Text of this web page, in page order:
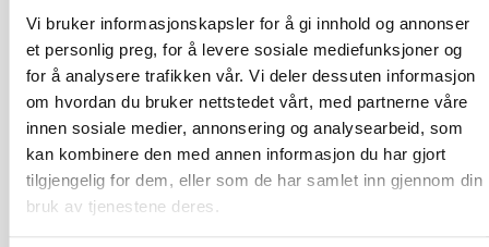
Vi bruker informasjonskapsler for å gi innhold og annonser
et personlig preg, for å levere sosiale mediefunksjoner og
for å analysere trafikken vår. Vi deler dessuten informasjon
om hvordan du bruker nettstedet vårt, med partnerne våre
innen sosiale medier, annonsering og analysearbeid, som
kan kombinere den med annen informasjon du har gjort
tilgjengelig for dem, eller som de har samlet inn gjennom din
bruk av tjenestene deres.